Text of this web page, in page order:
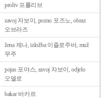
proliv 프롤리브
zavoj 자보이, pozno 포즈노, obraz
오브라즈
žena 제나, izložba 이즐로주바, muž
무주
pojas 포야스, zavoj 자보이, odjelo
오델로
bakar 바카르